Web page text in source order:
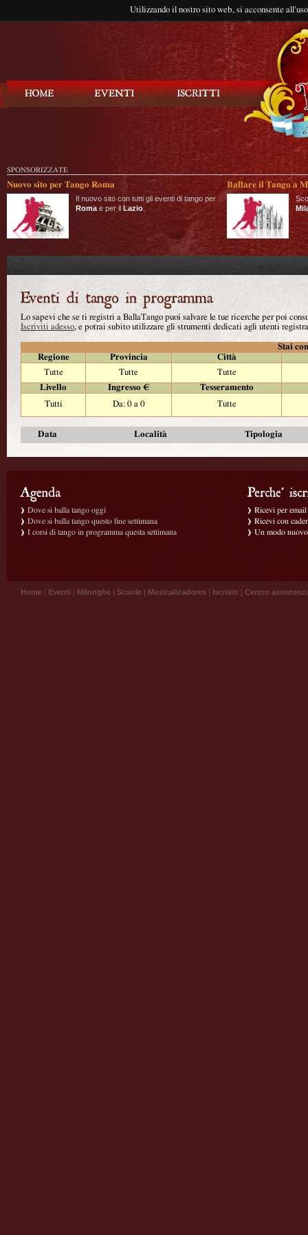
Utilizzando il nostro sito web, si acconsente
SPONSORIZZATE
Nuovo sito per Tango Roma
Il nuovo sito con tutti gli eventi di tango per
Roma e per il Lazio
Ballare il Tango a
Lo sapevi che se ti registri a BallaTango puoi salvare le tue ricerche per poi
Iscriviti adesso, e potrai subito utilizzare gli strumenti dedicati agli utenti
Stai
Regione
Provincia
Città
Tutte
Tutte
Tutte
Livello
Ingresso €
Tesseramento
Tutti
Da: 0 a 0 Tutte
Data Località Tipologia
Dove si balla tango oggi
Dove si balla tango questo fine settimana
I corsi di tango in programma questa settimana
Ricevi per
Ricevi con
Un modo
Home | Eventi | Milonghe | Scuole | Musicalizadores | Iscriviti | Centro